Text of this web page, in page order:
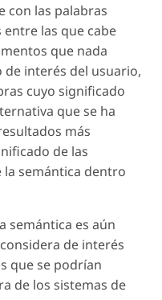
con las palabras
las que cabe
que nada
interés del usuario,
cuyo significado
que se ha
más
de las
la semántica dentro
semántica es aún
de interés
que se podrían
de los sistemas de